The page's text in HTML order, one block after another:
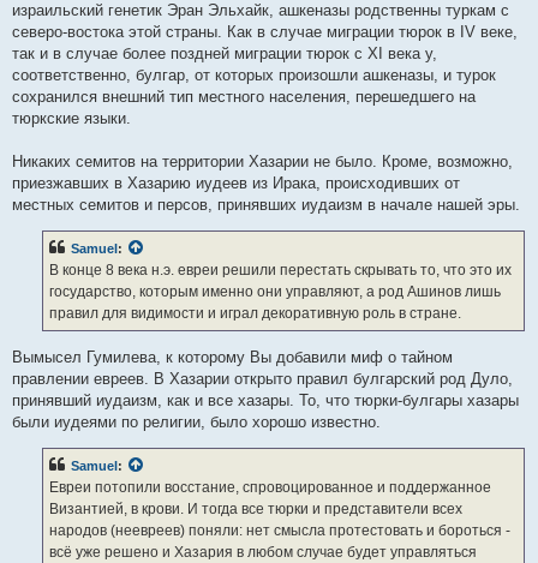
израильский генетик Эран Эльхайк, ашкеназы родственны туркам с
северо-востока этой страны. Как в случае миграции тюрок в IV веке,
так и в случае более поздней миграции тюрок с XI века у,
соответственно, булгар, от которых произошли ашкеназы, и турок
сохранился внешний тип местного населения, перешедшего на
тюркские языки.
Никаких семитов на территории Хазарии не было. Кроме, возможно,
приезжавших в Хазарию иудеев из Ирака, происходивших от
местных семитов и персов, принявших иудаизм в начале нашей эры.
Samuel :
В конце 8 века н.э. евреи решили перестать скрывать то, что это их
государство, которым именно они управляют, а род Ашинов лишь
правил для видимости и играл декоративную роль в стране.
Вымысел Гумилева, к которому Вы добавили миф о тайном
правлении евреев. В Хазарии открыто правил булгарский род Дуло,
принявший иудаизм, как и все хазары. То, что тюрки-булгары хазары
были иудеями по религии, было хорошо известно.
Samuel:
Евреи потопили восстание, спровоцированное и поддержанное
Византией, в крови. И тогда все тюрки и представители всех
народов (неевреев) поняли: нет смысла протестовать и бороться -
всё уже решено и Хазария в любом случае будет управляться